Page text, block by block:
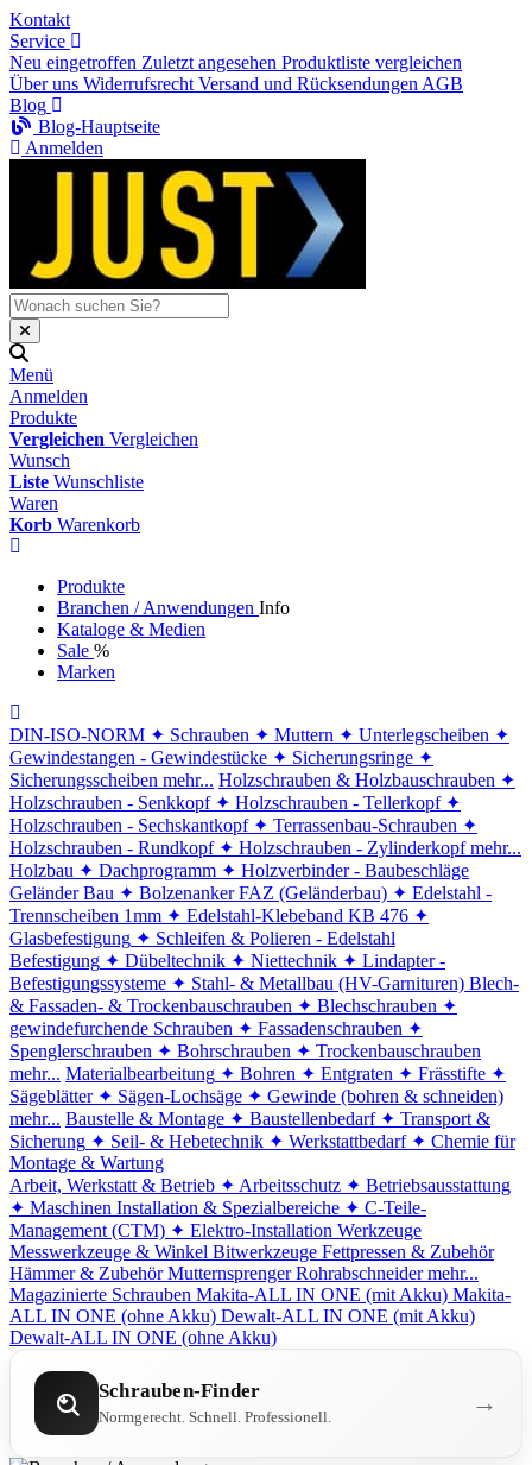
Kontakt
Service
Neu eingetroffen Zuletzt angesehen Produktliste vergleichen
Über uns Widerrufsrecht Versand und Rücksendungen AGB
Blog
Blog-Hauptseite
Anmelden
Menü
Anmelden
Produkte
Vergleichen Vergleichen
Wunsch
Liste Wunschliste
Waren
Korb Warenkorb
Produkte
Branchen / Anwendungen Info
Kataloge & Medien
Sale %
Marken
DIN-ISO-NORM ✦ Schrauben ✦ Muttern ✦ Unterlegscheiben ✦
Gewindestangen - Gewindestücke ✦ Sicherungsringe ✦
Sicherungsscheiben mehr... Holzschrauben & Holzbauschrauben ✦
Holzschrauben - Senkkopf ✦ Holzschrauben - Tellerkopf ✦
Holzschrauben - Sechskantkopf ✦ Terrassenbau-Schrauben ✦
Holzschrauben - Rundkopf ✦ Holzschrauben - Zylinderkopf mehr...
Holzbau ✦ Dachprogramm ✦ Holzverbinder - Baubeschläge
Geländer Bau ✦ Bolzenanker FAZ (Geländerbau) ✦ Edelstahl -
Trennscheiben 1mm ✦ Edelstahl-Klebeband KB 476 ✦
Glasbefestigung ✦ Schleifen & Polieren - Edelstahl
Befestigung ✦ Dübeltechnik ✦ Niettechnik ✦ Lindapter -
Befestigungssysteme ✦ Stahl- & Metallbau (HV-Garnituren) Blech-
& Fassaden- & Trockenbauschrauben ✦ Blechschrauben ✦
gewindefurchende Schrauben ✦ Fassadenschrauben ✦
Spenglerschrauben ✦ Bohrschrauben ✦ Trockenbauschrauben
mehr... Materialbearbeitung ✦ Bohren ✦ Entgraten ✦ Frässtifte ✦
Sägeblätter ✦ Sägen-Lochsäge ✦ Gewinde (bohren & schneiden)
mehr... Baustelle & Montage ✦ Baustellenbedarf ✦ Transport &
Sicherung ✦ Seil- & Hebetechnik ✦ Werkstattbedarf ✦ Chemie für
Montage & Wartung
Arbeit, Werkstatt & Betrieb ✦ Arbeitsschutz ✦ Betriebsausstattung
✦ Maschinen Installation & Spezialbereiche ✦ C-Teile-
Management (CTM) ✦ Elektro-Installation Werkzeuge
Messwerkzeuge & Winkel Bitwerkzeuge Fettpressen & Zubehör
Hämmer & Zubehör Mutternsprenger Rohrabschneider mehr...
Magazinierte Schrauben Makita-ALL IN ONE (mit Akku) Makita-
ALL IN ONE (ohne Akku) Dewalt-ALL IN ONE (mit Akku)
Dewalt-ALL IN ONE (ohne Akku)
Schrauben-Finder
Normgerecht. Schnell. Professionell. →